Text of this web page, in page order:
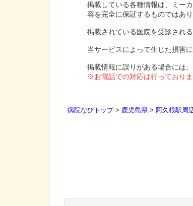
掲載している各種情報は、ミー
容を完全に保証するものではあり
掲載されている医院を受診され
当サービスによって生じた損害
掲載情報に誤りがある場合には
※お電話での対応は行っており
病院なびトップ> 鹿児島県 > 阿久根駅周